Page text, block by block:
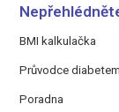
BMI kalkulačka
Průvodce diabetem
Poradna